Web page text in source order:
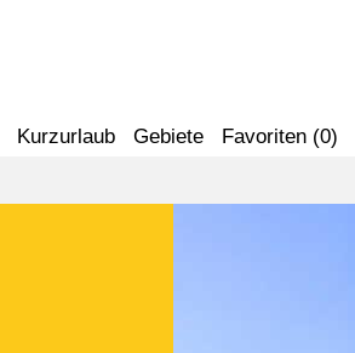
Kurzurlaub Gebiete Favoriten (0)